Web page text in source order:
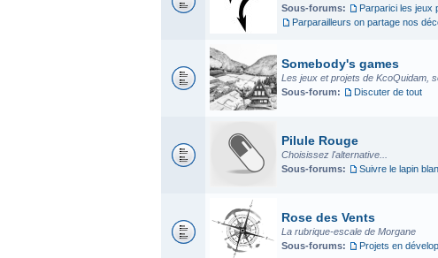
Sous-forums:
Parparici les jeux
Parparailleurs on partage nos
Somebody's games
Les jeux et projets de KcoQuidam,
Sous-forum:
Discuter de tout
Pilule Rouge
Choisissez l'alternative...
Sous-forums:
Suivre le lapin
Rose des Vents
La rubrique-escale de Morgane
Sous-forums:
Projets en